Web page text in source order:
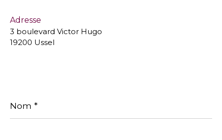
Adresse
3 boulevard Victor Hugo
19200 Ussel
*